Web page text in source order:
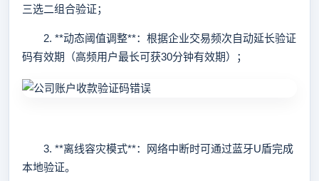
三选二组合验证；
2. **动态阈值调整**：根据企业交易频次自动延长验证
码有效期（高频用户最长可获30分钟有效期）；
3. **离线容灾模式**：网络中断时可通过蓝牙U盾完成
本地验证。